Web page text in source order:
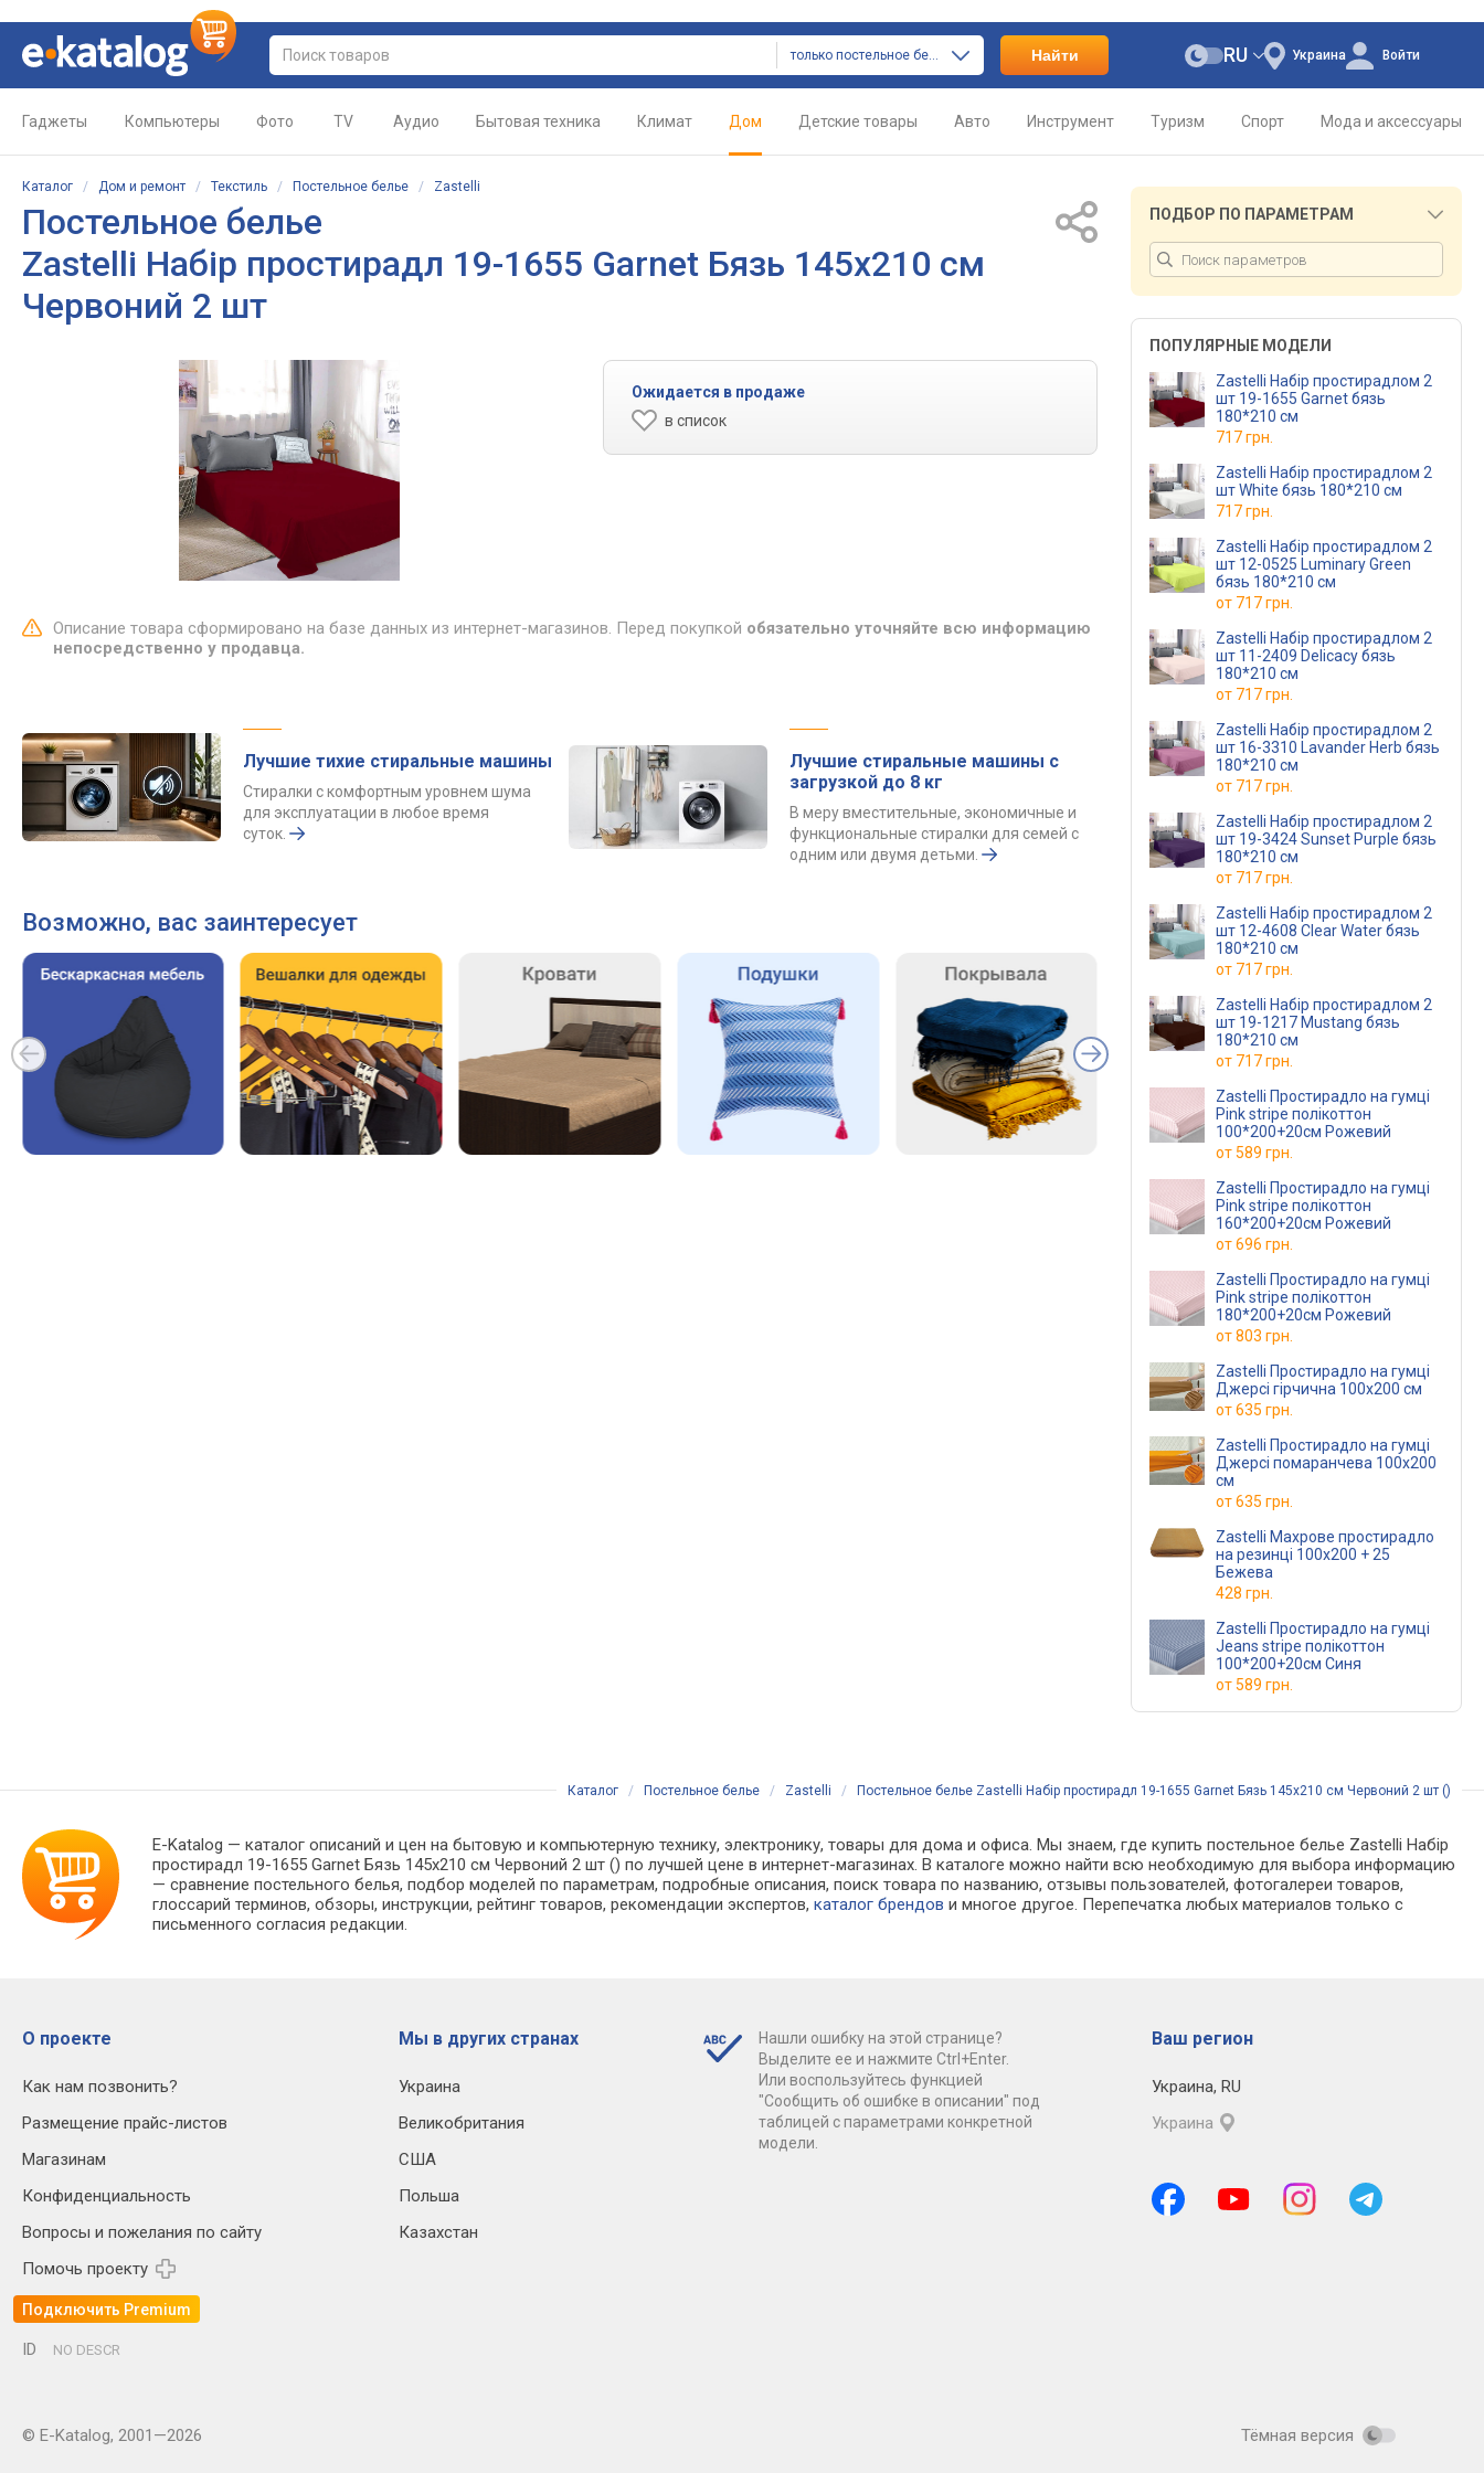
только постельное белье Найти Украина
RU Войти
Гаджеты Компьютеры Фото TV Аудио Бытовая техника Климат Дом Детские товары Авто Инструмент Туризм Спорт Мода и аксессуары
Каталог / Дом и ремонт / Текстиль / Постельное белье / Zastelli
Постельное белье
Zastelli Набір простирадл 19-1655 Garnet Бязь 145х210 см
Червоний 2 шт
Ожидается в продаже
в список
Описание товара сформировано на базе данных из интернет-магазинов. Перед покупкой обязательно уточняйте всю информацию
непосредственно у продавца.
Лучшие тихие стиральные машины
Стиралки с комфортным уровнем шума
для эксплуатации в любое время
суток.
Лучшие стиральные машины с
загрузкой до 8 кг
В меру вместительные, экономичные и
функциональные стиралки для семей с
одним или двумя детьми.
Возможно, вас заинтересует
ПОДБОР ПО ПАРАМЕТРАМ
ПОПУЛЯРНЫЕ МОДЕЛИ
Zastelli Набір простирадлом 2
шт 19-1655 Garnet бязь
180*210 см
717 грн.
Zastelli Набір простирадлом 2
шт White бязь 180*210 см
717 грн.
Zastelli Набір простирадлом 2
шт 12-0525 Luminary Green
бязь 180*210 см
от 717 грн.
Zastelli Набір простирадлом 2
шт 11-2409 Delicacy бязь
180*210 см
от 717 грн.
Zastelli Набір простирадлом 2
шт 16-3310 Lavander Herb бязь
180*210 см
от 717 грн.
Zastelli Набір простирадлом 2
шт 19-3424 Sunset Purple бязь
180*210 см
от 717 грн.
Zastelli Набір простирадлом 2
шт 12-4608 Clear Water бязь
180*210 см
от 717 грн.
Zastelli Набір простирадлом 2
шт 19-1217 Mustang бязь
180*210 см
от 717 грн.
Zastelli Простирадло на гумці
Pink stripe полікоттон
100*200+20см Рожевий
от589 грн.
Zastelli Простирадло на гумці
Pink stripe полікоттон
160*200+20см Рожевий
от696 грн.
Zastelli Простирадло на гумці
Pink stripe полікоттон
180*200+20см Рожевий
от803 грн.
Zastelli Простирадло на гумці
Джерсі гірчична 100х200 см
от635 грн.
Zastelli Простирадло на гумці
Джерсі помаранчева 100х200
см
от635 грн.
Zastelli Махрове простирадло
на резинці 100х200 + 25
Бежева
428 грн.
Zastelli Простирадло на гумці
Jeans stripe полікоттон
100*200+20см Синя
от589 грн.
Каталог / Постельное белье / Zastelli / Постельное белье Zastelli Набір простирадл 19-1655 Garnet Бязь 145х210 см Червоний 2 шт ()
E-Katalog — каталог описаний и цен на бытовую и компьютерную технику, электронику, товары для дома и офиса. Мы знаем, где купить постельное белье Zastelli Набір
простирадл 19-1655 Garnet Бязь 145х210 см Червоний 2 шт () по лучшей цене в интернет-магазинах. В каталоге можно найти всю необходимую для выбора информацию
— сравнение постельного белья, подбор моделей по параметрам, подробные описания, поиск товара по названию, отзывы пользователей, фотогалереи товаров,
глоссарий терминов, обзоры, инструкции, рейтинг товаров, рекомендации экспертов,каталог брендов и многое другое. Перепечатка любых материалов только с
письменного согласия редакции.
О проекте
Как нам позвонить?
Размещение прайс-листов
Магазинам
Конфиденциальность
Вопросы и пожелания по сайту
Помочь проекту
Подключить Premium
Мы в других странах
Украина
Великобритания
США
Польша
Казахстан
Нашли ошибку на этой странице?
Выделите ее и нажмите Ctrl+Enter.
Или воспользуйтесь функцией
"Сообщить об ошибке в описании" под
таблицей с параметрами конкретной
модели.
Ваш регион
Украина, RU
Украина
ID NO DESCR
© E-Katalog, 2001—2026 Тёмная версия